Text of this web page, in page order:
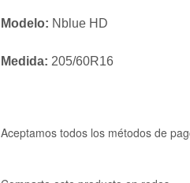
Modelo: Nblue HD
Medida: 205/60R16
Aceptamos todos los métodos de